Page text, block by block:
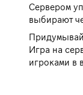
Сервером
выбирают
Игра на
игроками в